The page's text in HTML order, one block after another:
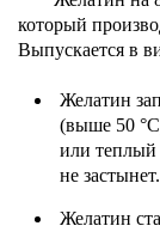
который
Выпускается в
Желатин
(выше 50
или теплый
не застынет.
Желатин